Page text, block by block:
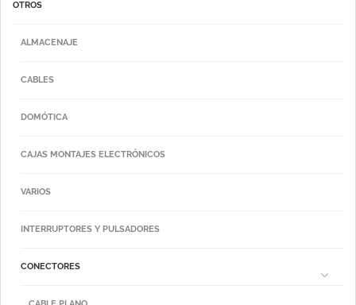
OTROS
ALMACENAJE
CABLES
DOMÓTICA
CAJAS MONTAJES ELECTRÓNICOS
VARIOS
INTERRUPTORES Y PULSADORES
CONECTORES